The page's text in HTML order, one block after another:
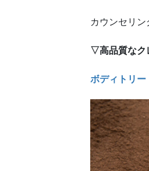
カウンセリン
▽高品質なク
ボディトリー